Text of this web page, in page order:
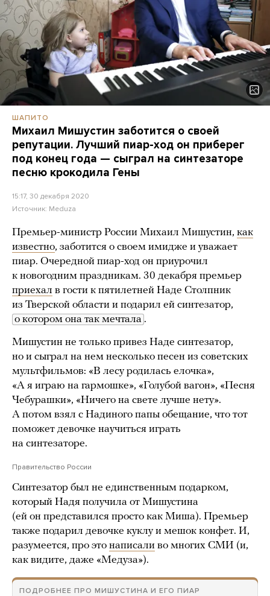
ШАПИТО
Михаил Мишустин заботится о своей
репутации. Лучший пиар-ход он приберег
под конец года — сыграл на синтезаторе
песню крокодила Гены
15:17, 30 декабря 2020
Источник: Meduza
Премьер-министр России Михаил Мишустин, как
известно, заботится о своем имидже и уважает
пиар. Очередной пиар-ход он приурочил
к новогодним праздникам. 30 декабря премьер
приехал в гости к пятилетней Наде Столпник
из Тверской области и подарил ей синтезатор,
о котором она так мечтала .
Мишустин не только привез Наде синтезатор,
но и сыграл на нем несколько песен из советских
мультфильмов: «В лесу родилась елочка»,
«А я играю на гармошке», «Голубой вагон», «Песня
Чебурашки», «Ничего на свете лучше нету».
А потом взял с Надиного папы обещание, что тот
поможет девочке научиться играть
на синтезаторе.
Правительство России
Синтезатор был не единственным подарком,
который Надя получила от Мишустина
(ей он представился просто как Миша). Премьер
также подарил девочке куклу и мешок конфет. И,
разумеется, про это написали во многих СМИ (и,
как видите, даже «Медуза»).
ПОДРОБНЕЕ ПРО МИШУСТИНА И ЕГО ПИАР